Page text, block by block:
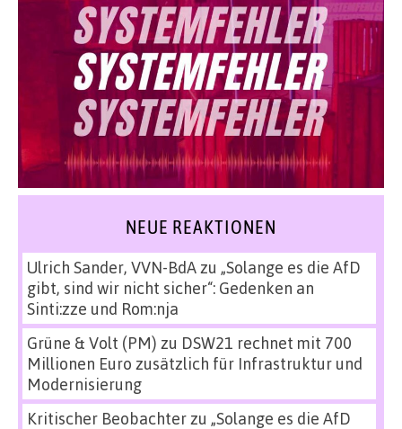
NEUE REAKTIONEN
Ulrich Sander, VVN-BdAzu „Solange es die AfD
gibt, sind wir nicht sicher“: Gedenken an
Sinti:zze und Rom:nja
Grüne & Volt (PM) zu DSW21 rechnet mit 700
Millionen Euro zusätzlich für Infrastruktur und
Modernisierung
Kritischer Beobachterzu „Solange es die AfD